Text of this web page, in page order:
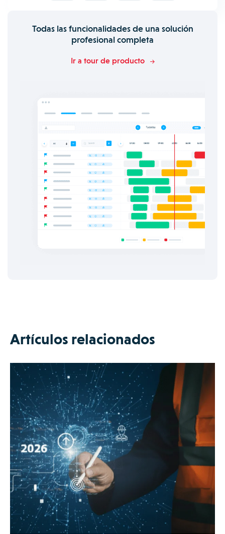
Todas las funcionalidades de una solución
profesional completa
Ir a tour de producto
Artículos relacionados